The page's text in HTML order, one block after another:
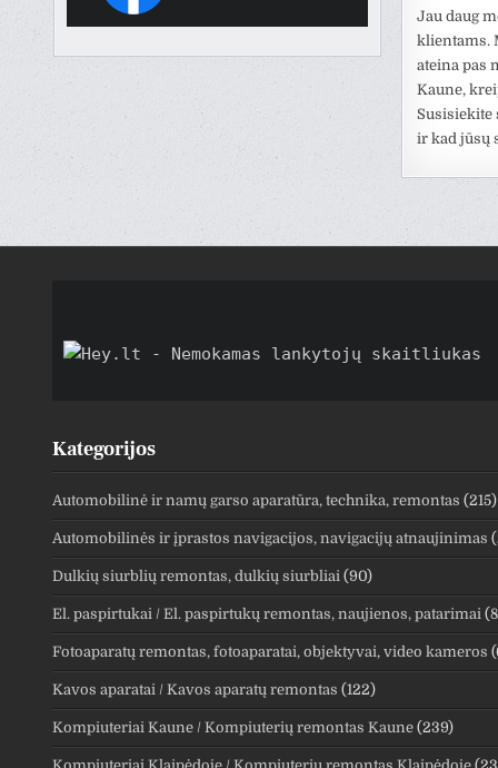
Jau daug
klientams.
ateina pas
Kaune,
Susisiekite
ir kad jūsų
Kategorijos
Automobilinė ir namų garso aparatūra, technika, remontas (215)
Automobilinės ir įprastos navigacijos, navigacijų atnaujinimas
Dulkių siurblių remontas, dulkių siurbliai (90)
El. paspirtukai / El. paspirtukų remontas, naujienos, patarimai
Fotoaparatų remontas, fotoaparatai, objektyvai, video kameros
Kavos aparatai / Kavos aparatų remontas (122)
Kompiuteriai Kaune / Kompiuterių remontas Kaune (239)